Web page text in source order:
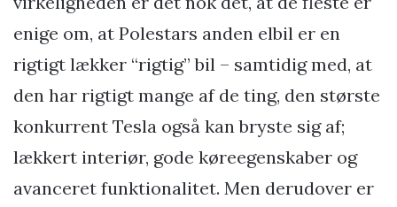
enige om, at Polestars anden elbil er en
rigtigt lækker “rigtig” bil – samtidig med, at
den har rigtigt mange af de ting, den største
konkurrent Tesla også kan bryste sig af;
lækkert interiør, gode køreegenskaber og
avanceret funktionalitet. Men derudover er